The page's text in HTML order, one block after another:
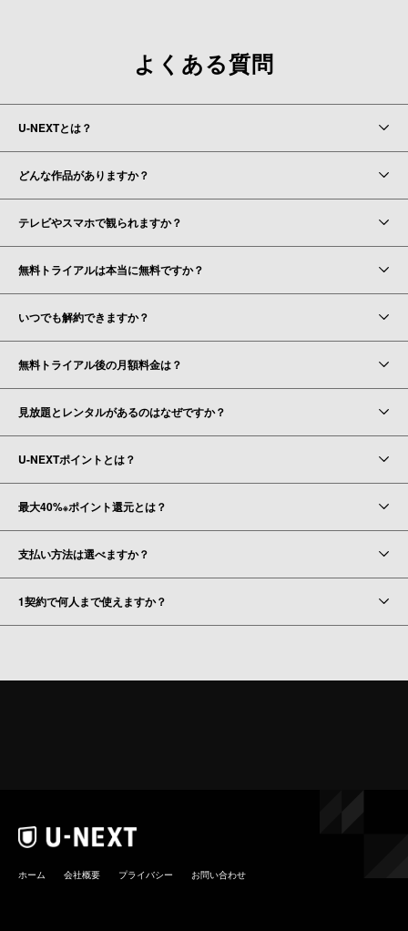
よくある質問
U-NEXTとは？
どんな作品がありますか？
テレビやスマホで観られますか？
無料トライアルは本当に無料ですか？
いつでも解約できますか？
無料トライアル後の月額料金は？
見放題とレンタルがあるのはなぜですか？
U-NEXTポイントとは？
最大40%※ポイント還元とは？
支払い方法は選べますか？
1契約で何人まで使えますか？
ホーム 会社概要 プライバシー お問い合わせ